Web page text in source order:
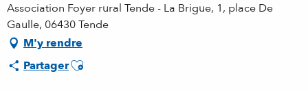
Association Foyer rural Tende - La Brigue, 1, place De
Gaulle, 06430 Tende
M'y rendre
PartagerAjouter aux favoris